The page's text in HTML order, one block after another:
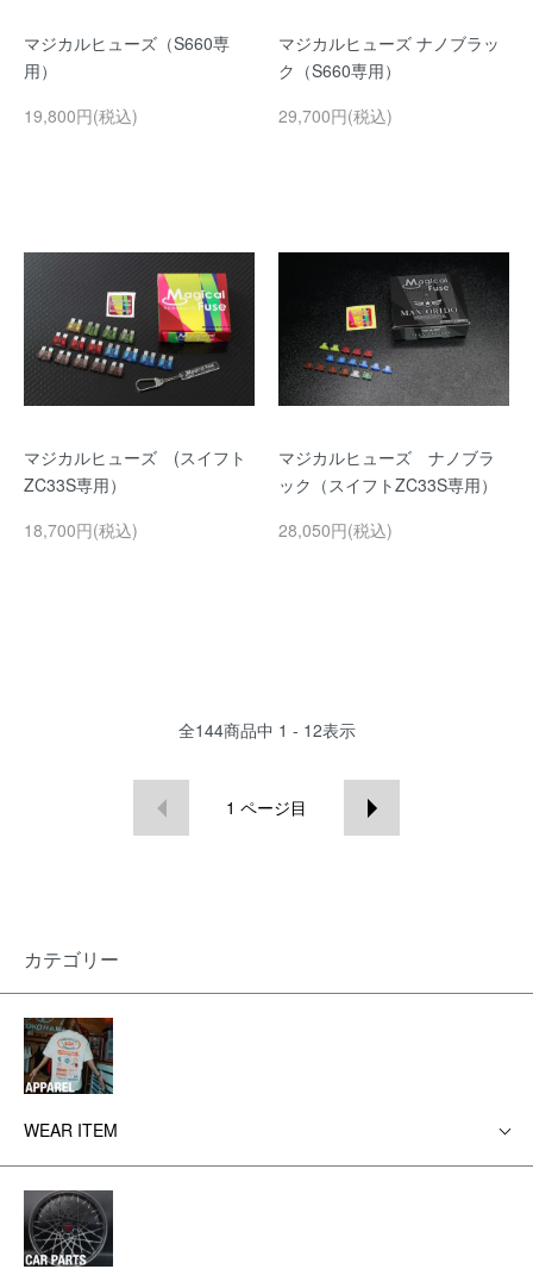
マジカルヒューズ（S660専
用）
19,800円(税込)
マジカルヒューズ ナノブラッ
ク（S660専用）
29,700円(税込)
マジカルヒューズ (スイフト
ZC33S専用）
18,700円(税込)
マジカルヒューズ ナノブラ
ック（スイフトZC33S専用）
28,050円(税込)
全144商品中 1 - 12表示
1 ページ目
カテゴリー
WEAR ITEM